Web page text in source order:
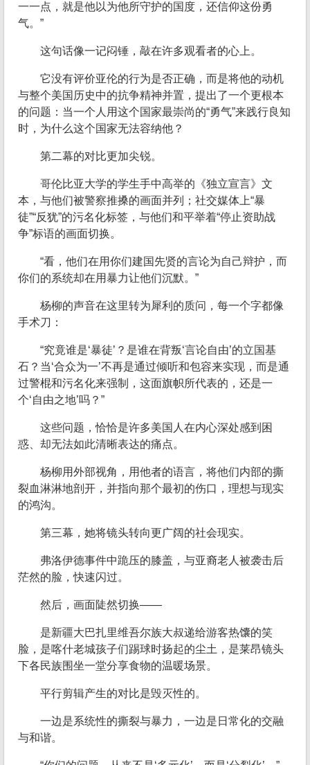
一一点，就是他以为他所守护的国度，还信仰这份勇
气。”
这句话像一记闷锤，敲在许多观看者的心上。
它没有评价亚伦的行为是否正确，而是将他的动机
与整个美国历史中的抗争精神并置，提出了一个更根本
的问题：当一个人用这个国家最崇尚的“勇气”来践行良知
时，为什么这个国家无法容纳他？
第二幕的对比更加尖锐。
哥伦比亚大学的学生手中高举的《独立宣言》文
本，与他们被警察推搡的画面并列；社交媒体上“暴
徒”“反犹”的污名化标签，与他们和平举着“停止资助战
争”标语的画面切换。
“看，他们在用你们建国先贤的言论为自己辩护，而
你们的系统却在用暴力让他们沉默。”
杨柳的声音在这里转为犀利的质问，每一个字都像
手术刀：
“究竟谁是‘暴徒’？是谁在背叛‘言论自由’的立国基
石？当‘合众为一’不再是通过倾听和包容来实现，而是通
过警棍和污名化来强制，这面旗帜所代表的，还是一
个‘自由之地’吗？”
这些问题，恰恰是许多美国人在内心深处感到困
惑、却无法如此清晰表达的痛点。
杨柳用外部视角，用他者的语言，将他们内部的撕
裂血淋淋地剖开，并指向那个最初的伤口，理想与现实
的鸿沟。
第三幕，她将镜头转向更广阔的社会现实。
弗洛伊德事件中跪压的膝盖，与亚裔老人被袭击后
茫然的脸，快速闪过。
然后，画面陡然切换——
是新疆大巴扎里维吾尔族大叔递给游客热馕的笑
脸，是喀什老城孩子们踢球时扬起的尘土，是莱昂镜头
下各民族围坐一堂分享食物的温暖场景。
平行剪辑产生的对比是毁灭性的。
一边是系统性的撕裂与暴力，一边是日常化的交融
与和谐。